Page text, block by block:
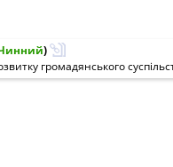
)
громадянського